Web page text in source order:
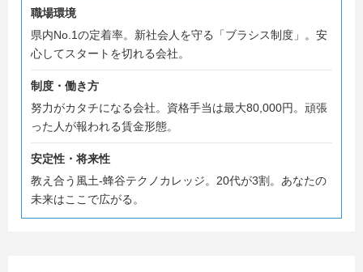
職場環境
県内No.1の定着率。新社会人を守る「ブラシス制度」。安
心してスタートを切れる会社。
制度・働き方
努力がカタチになる会社。資格手当は最大80,000円。頑張
った人が報われる賃金形態。
安定性・将来性
教え合う風土-蜂谷テクノカレッジ。20代が3割。あなたの
未来はここで広がる。